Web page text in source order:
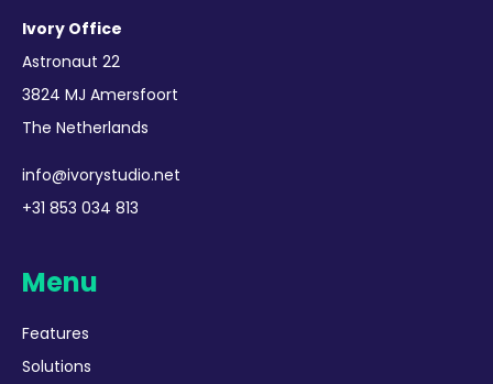
Ivory Office
Astronaut 22
3824 MJ Amersfoort
The Netherlands
info@ivorystudio.net
+31 853 034 813
Menu
Features
Solutions